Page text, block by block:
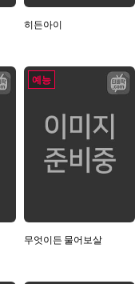
히든아이
예능
무엇이든 물어보살